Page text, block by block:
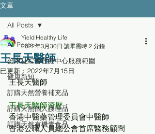
文章
All Posts
盈康社綜合理療中心服務範圍
健康新知
訂購天然營養補充品
訂購天然個人護理品
訂購天然有機素食品
All Posts
王長天醫師
Yield Healthy Life
2022年3月30日 讀畢需時 2 分鐘
已更新： 2022年7月15日
王長天醫師
王長天醫師資歷：
香港中醫藥管理委員會中醫師
香港公職人員總公會首席醫務顧問